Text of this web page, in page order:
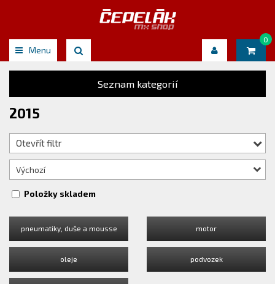
Menu
0
Seznam kategorií
2015
Otevřít filtr
Výchozí
Položky skladem
pneumatiky, duše a mousse motor
oleje podvozek